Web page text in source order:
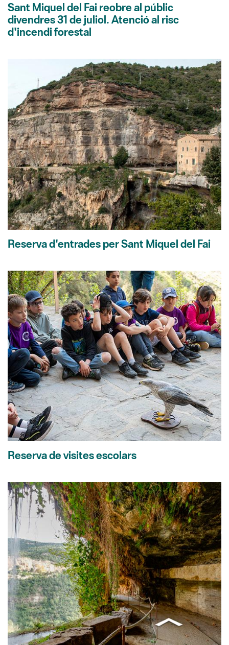
Sant Miquel del Fai reobre al públic
divendres 31 de juliol. Atenció al risc
d'incendi forestal
Reserva d'entrades per Sant Miquel del Fai
Reserva de visites escolars